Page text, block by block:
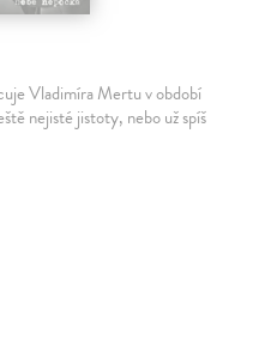
Vladimíra Mertu v období
nejisté jistoty, nebo už spíš